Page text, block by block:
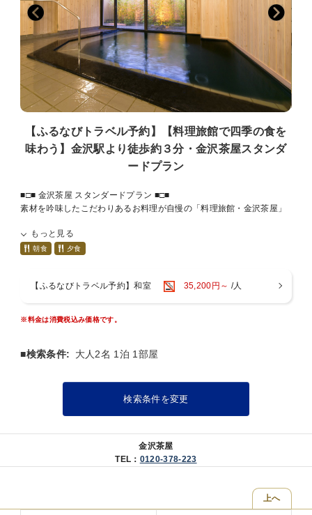
【ふるなびトラベル予約】【料理旅館で四季の食を
味わう】金沢駅より徒歩約３分・金沢茶屋スタンダ
ードプラン
■□■ 金沢茶屋 スタンダードプラン ■□■
素材を吟味したこだわりあるお料理が自慢の「料理旅館・金沢茶屋」
金沢駅兼六園口より徒歩約３分の場所にございます。
■□ 金沢茶屋の５つの流儀 □■
真心こめておもてなしをさせていただきます。
（２）誇りある伝統的な味
季節の香りと味わいをお楽しみください。
（３）やすらぎの空間
（４）昔ながらの伝統工芸
輪島塗など、地元の芸術作品を多数取り入れた館内。
古都金沢の伝統工芸に触れてください。
宿に立ち寄り荷物を預けてから、兼六園や武家屋敷など観光スポット
もっと見る
朝食 夕食
【ふるなびトラベル予約】和室 35,200円～ /人
※料金は消費税込み価格です。
■検索条件: 大人2名 1泊 1部屋
検索条件を変更
金沢茶屋
TEL： 0120-378-223
上へ